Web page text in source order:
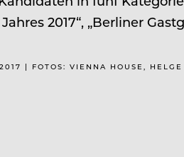
2017“, „Berliner
| FOTOS: VIENNA HOUSE,